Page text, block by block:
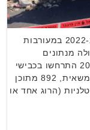
עלייה של 34% בתאונות הדרכים הקטלניות ב-2022 במעורבות
לעומת שנת 2021. כך עולה מנתונים
שפרסמה עמותת אור ירוק. סך הכל בשנת 2022 התרחשו בכבישי
ישראל 1,584 תאונות במעורבות אוטובוס או משאית, 892 מתוכן
קטלניות (הרוג אחד או